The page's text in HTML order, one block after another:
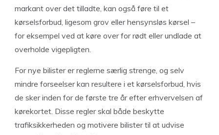
markant over det tilladte, kan også føre til et
kørselsforbud, ligesom grov eller hensynsløs kørsel –
for eksempel ved at køre over for rødt eller undlade at
overholde vigepligten.
For nye bilister er reglerne særlig strenge, og selv
mindre forseelser kan resultere i et kørselsforbud, hvis
de sker inden for de første tre år efter erhvervelsen af
kørekortet. Disse regler skal både beskytte
trafiksikkerheden og motivere bilister til at udvise